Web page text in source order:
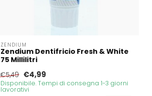
ZENDIUM
Zendium Dentifricio Fresh & White
75 Millilitri
€5,49 €4,99
Disponibile. Tempi di consegna 1-3 giorni
lavorativi